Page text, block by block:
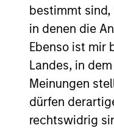
bestimmt sind,
in denen die
Ebenso ist mir
Landes, in
Meinungen
dürfen
rechtswidrig
12-DEZ-
up an